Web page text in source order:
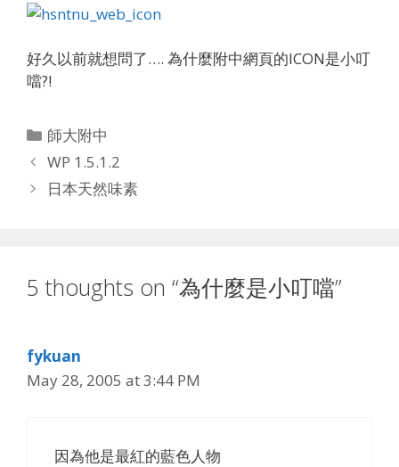
好久以前就想問了…. 為什麼附中網頁的ICON是小叮
噹?!
Categories
師大附中
WP 1.5.1.2
日本天然味素
5 thoughts on “為什麼是小叮噹”
fykuan
May 28, 2005 at 3:44 PM
因為他是最紅的藍色人物